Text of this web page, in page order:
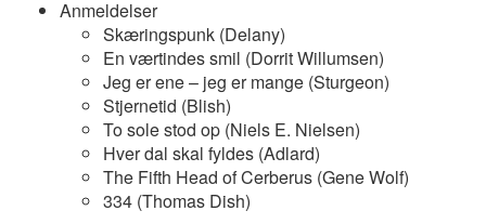
Anmeldelser
Skæringspunk (Delany)
En værtindes smil (Dorrit Willumsen)
Jeg er ene – jeg er mange (Sturgeon)
Stjernetid (Blish)
To sole stod op (Niels E. Nielsen)
Hver dal skal fyldes (Adlard)
The Fifth Head of Cerberus (Gene Wolf)
334 (Thomas Dish)